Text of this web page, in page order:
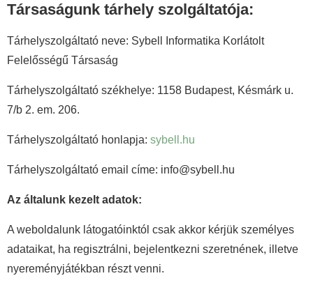
Társaságunk tárhely szolgáltatója:
Tárhelyszolgáltató neve: Sybell Informatika Korlátolt
Felelősségű Társaság
Tárhelyszolgáltató székhelye: 1158 Budapest, Késmárk u.
7/b 2. em. 206.
Tárhelyszolgáltató honlapja: sybell.hu
Tárhelyszolgáltató email címe: info@sybell.hu
Az általunk kezelt adatok:
A weboldalunk látogatóinktól csak akkor kérjük személyes
adataikat, ha regisztrálni, bejelentkezni szeretnének, illetve
nyereményjátékban részt venni.